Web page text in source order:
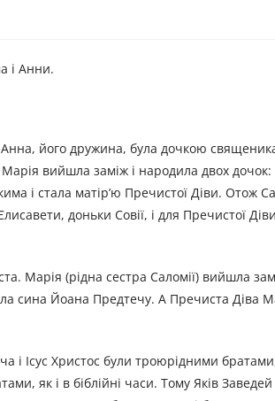
і Анни.
його дружина, була дочкою
вийшла заміж і народила двох дочок:
і стала матір’ю Пречистої Діви. Отож
доньки Совії, і для Пречистої
Марія (рідна сестра Саломії) вийшла
сина Йоана Предтечу. А Пречиста Діва
Ісус Xристос були троюрідними братами,
як і в біблійні часи. Тому Яків